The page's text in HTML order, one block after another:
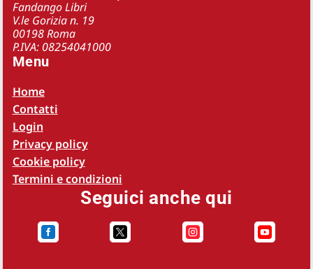
Fandango Libri
V.le Gorizia n. 19
00198 Roma
P.IVA: 08254041000
Menu
Home
Contatti
Login
Privacy policy
Cookie policy
Termini e condizioni
Seguici anche qui
   